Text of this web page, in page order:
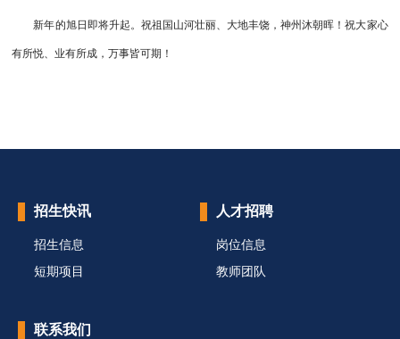
新年的旭日即将升起。祝祖国山河壮丽、大地丰饶，神州沐朝晖！祝大家心
有所悦、业有所成，万事皆可期！
招生快讯
招生信息
短期项目
人才招聘
岗位信息
教师团队
联系我们